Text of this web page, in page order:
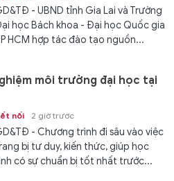
- UBND tỉnh Gia Lai và Trường
học Bách khoa - Đại học Quốc gia
HCM hợp tác đào tạo nguồn...
môi trường đại học tại
nối 2 giờ trước
- Chương trình đi sâu vào việc
bị tư duy, kiến thức, giúp học
có sự chuẩn bị tốt nhất trước...